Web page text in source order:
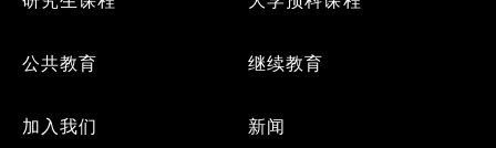
公共教育 继续教育
加入我们 新闻